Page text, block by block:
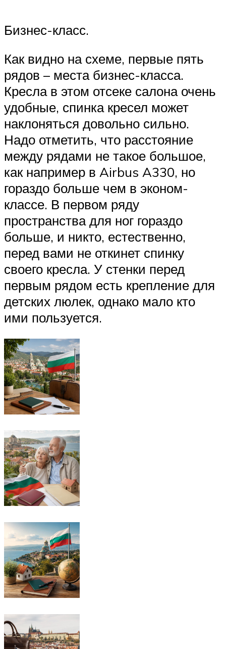
Бизнес-класс.
Как видно на схеме, первые пять
рядов – места бизнес-класса.
Кресла в этом отсеке салона очень
удобные, спинка кресел может
наклоняться довольно сильно.
Надо отметить, что расстояние
между рядами не такое большое,
как например в Airbus A330, но
гораздо больше чем в эконом-
классе. В первом ряду
пространства для ног гораздо
больше, и никто, естественно,
перед вами не откинет спинку
своего кресла. У стенки перед
первым рядом есть крепление для
детских люлек, однако мало кто
ими пользуется.